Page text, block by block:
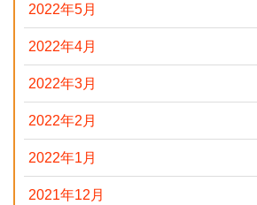
2022年5月
2022年4月
2022年3月
2022年2月
2022年1月
2021年12月